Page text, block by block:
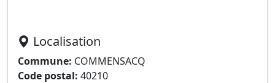
Localisation
Commune: COMMENSACQ
Code postal: 40210